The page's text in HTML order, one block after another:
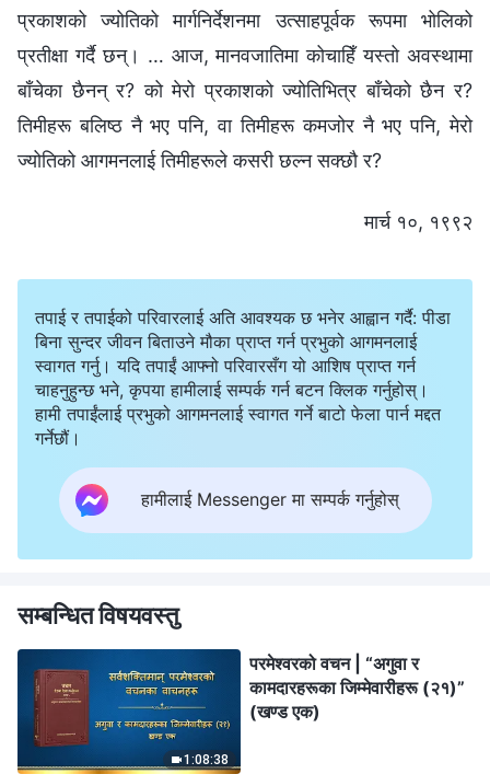
प्रकाशको ज्योतिको मार्गनिर्देशनमा उत्साहपूर्वक रूपमा भोलिको
प्रतीक्षा गर्दै छन्। … आज, मानवजातिमा कोचाहिँ यस्तो अवस्थामा
बाँचेका छैनन् र? को मेरो प्रकाशको ज्योतिभित्र बाँचेको छैन र?
तिमीहरू बलिष्ठ नै भए पनि, वा तिमीहरू कमजोर नै भए पनि, मेरो
ज्योतिको आगमनलाई तिमीहरूले कसरी छल्न सक्छौ र?
मार्च १०, १९९२
तपाई र तपाईको परिवारलाई अति आवश्यक छ भनेर आह्वान गर्दै: पीडा
बिना सुन्दर जीवन बिताउने मौका प्राप्त गर्न प्रभुको आगमनलाई
स्वागत गर्नु। यदि तपाईं आफ्नो परिवारसँग यो आशिष प्राप्त गर्न
चाहनुहुन्छ भने, कृपया हामीलाई सम्पर्क गर्न बटन क्लिक गर्नुहोस्।
हामी तपाईंलाई प्रभुको आगमनलाई स्वागत गर्ने बाटो फेला पार्न मद्दत
गर्नेछौं।
हामीलाई Messenger मा सम्पर्क गर्नुहोस्
सम्बन्धित विषयवस्तु
1:08:38
परमेश्‍वरको वचन | “अगुवा र
कामदारहरूका जिम्‍मेवारीहरू (२१)”
(खण्ड एक)